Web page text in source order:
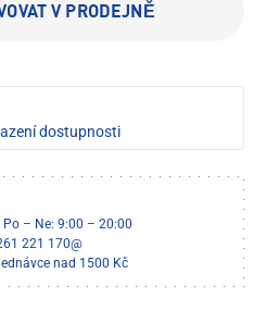
V PRODEJNĚ
dostupnosti
– Ne: 9:00 – 20:00
221 170@
nad 1500 Kč